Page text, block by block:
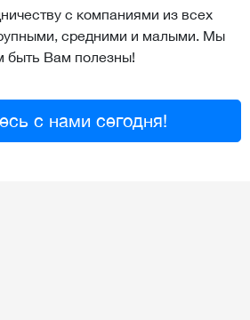
с компаниями из всех
средними и малыми. Мы
быть Вам полезны!
с нами сегодня!